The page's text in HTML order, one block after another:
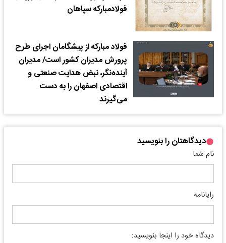
فولاد‌مبارکه سپاهان
فولاد مبارکه از پیشگامان اجرای طرح
پرورش مدیران کشور است/ مدیران
آینده‌نگر، نبض هدایت صنعتی و
اقتصادی اصفهان را به دست
می‌گیرند
دیدگاهتان را بنویسید
نام شما
رایانامه
دیدگاه خود را اینجا بنویسید: